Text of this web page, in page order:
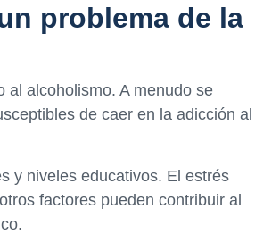
problema de la
al alcoholismo. A menudo se
de caer en la adicción al
y niveles educativos. El estrés
factores pueden contribuir al